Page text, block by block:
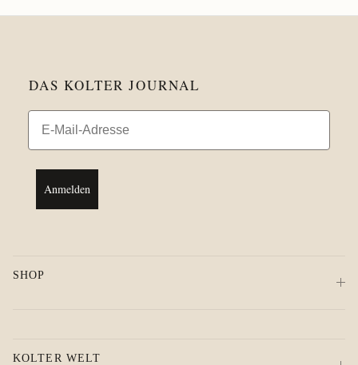
DAS KOLTER JOURNAL
Email
Anmelden
SHOP
KOLTER WELT